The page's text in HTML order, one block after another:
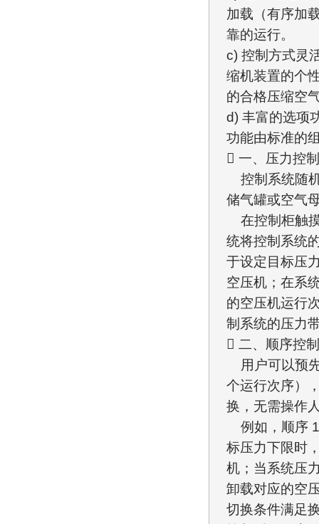
加载（有序加
靠的运行。
c) 控制方式灵
缩机装置的个
的合格压缩空
d) 丰富的选项
功能由标准的
 一、压力控
控制系统随
储气罐或空气
在控制柜触
统将控制系统
于设定目标压
空压机；在系
的空压机运行
制系统的压力
 二、顺序控
用户可以预
个运行次序）
换，无需操作
例如，顺序
标压力下限时
机；当系统压
卸载对应的空
切换条件满足